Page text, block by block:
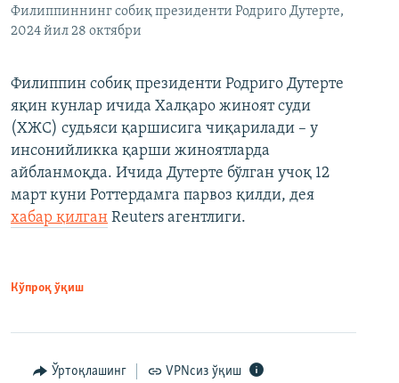
Филиппиннинг собиқ президенти Родриго Дутерте,
2024 йил 28 октябри
Филиппин собиқ президенти Родриго Дутерте
яқин кунлар ичида Халқаро жиноят суди
(ХЖС) судьяси қаршисига чиқарилади – у
инсонийликка қарши жиноятларда
айбланмоқда. Ичида Дутерте бўлган учоқ 12
март куни Роттердамга парвоз қилди, дея
хабар қилган Reuters агентлиги.
Кўпроқ ўқиш
Ўртоқлашинг VPNсиз ўқиш